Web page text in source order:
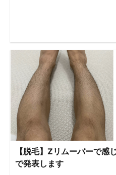
【脱毛】Zリムーバーで感
で発表します